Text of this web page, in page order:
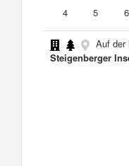
4
5 6
Auf der
Steigenberger